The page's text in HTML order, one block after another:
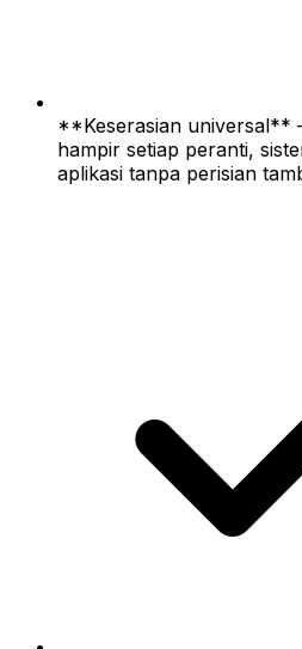
**Keserasian universal**
hampir setiap peranti,
aplikasi tanpa perisian